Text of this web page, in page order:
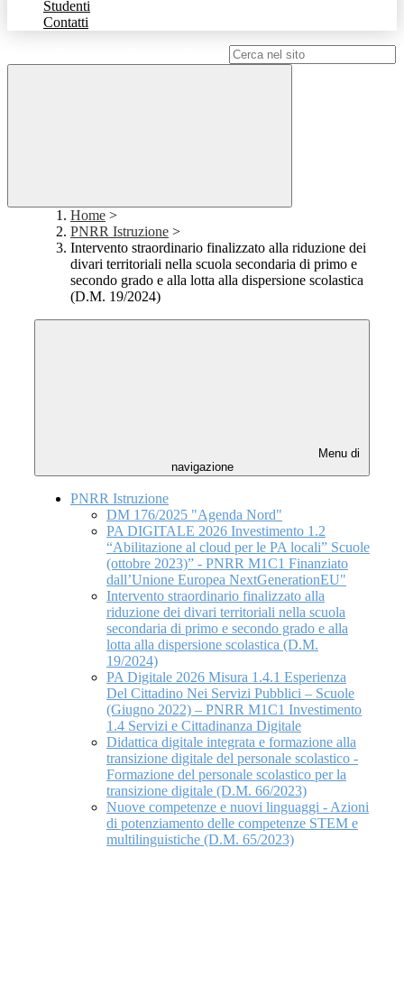
Studenti
Contatti
Home >
PNRR Istruzione >
Intervento straordinario finalizzato alla riduzione dei
divari territoriali nella scuola secondaria di primo e
secondo grado e alla lotta alla dispersione scolastica
(D.M. 19/2024)
Menu di
navigazione
PNRR Istruzione
DM 176/2025 "Agenda Nord"
PA DIGITALE 2026 Investimento 1.2
“Abilitazione al cloud per le PA locali” Scuole
(ottobre 2023)” - PNRR M1C1 Finanziato
dall’Unione Europea NextGenerationEU"
Intervento straordinario finalizzato alla
riduzione dei divari territoriali nella scuola
secondaria di primo e secondo grado e alla
lotta alla dispersione scolastica (D.M.
19/2024)
PA Digitale 2026 Misura 1.4.1 Esperienza
Del Cittadino Nei Servizi Pubblici – Scuole
(Giugno 2022) – PNRR M1C1 Investimento
1.4 Servizi e Cittadinanza Digitale
Didattica digitale integrata e formazione alla
transizione digitale del personale scolastico -
Formazione del personale scolastico per la
transizione digitale (D.M. 66/2023)
Nuove competenze e nuovi linguaggi - Azioni
di potenziamento delle competenze STEM e
multilinguistiche (D.M. 65/2023)